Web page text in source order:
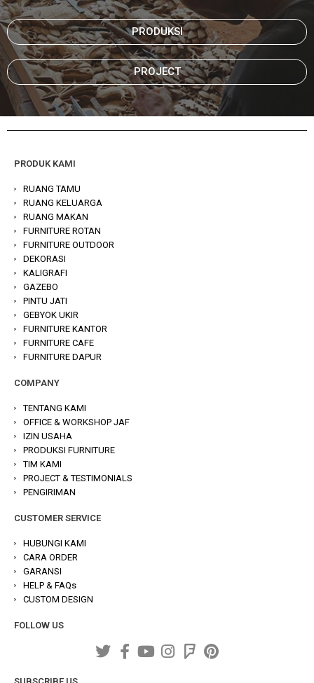
PRODUKSI
PROJECT
PRODUK KAMI
RUANG TAMU
RUANG KELUARGA
RUANG MAKAN
FURNITURE ROTAN
FURNITURE OUTDOOR
DEKORASI
KALIGRAFI
GAZEBO
PINTU JATI
GEBYOK UKIR
FURNITURE KANTOR
FURNITURE CAFE
FURNITURE DAPUR
COMPANY
TENTANG KAMI
OFFICE & WORKSHOP JAF
IZIN USAHA
PRODUKSI FURNITURE
TIM KAMI
PROJECT & TESTIMONIALS
PENGIRIMAN
CUSTOMER SERVICE
HUBUNGI KAMI
CARA ORDER
GARANSI
HELP & FAQs
CUSTOM DESIGN
FOLLOW US